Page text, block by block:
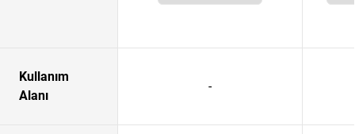
Kullanım
Alanı
-